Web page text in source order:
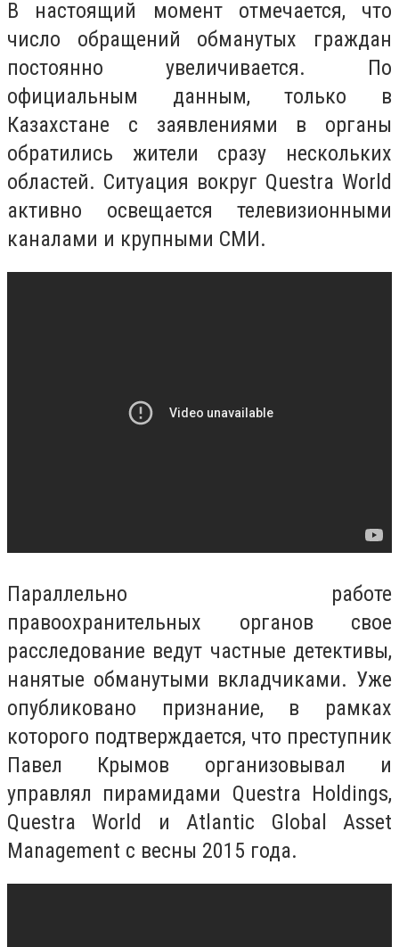
В настоящий момент отмечается, что
число обращений обманутых граждан
постоянно увеличивается. По
официальным данным, только в
Казахстане с заявлениями в органы
обратились жители сразу нескольких
областей. Ситуация вокруг Questra World
активно освещается телевизионными
каналами и крупными СМИ.
Параллельно работе
правоохранительных органов свое
расследование ведут частные детективы,
нанятые обманутыми вкладчиками. Уже
опубликовано признание, в рамках
которого подтверждается, что преступник
Павел Крымов организовывал и
управлял пирамидами Questra Holdings,
Questra World и Atlantic Global Asset
Management с весны 2015 года.